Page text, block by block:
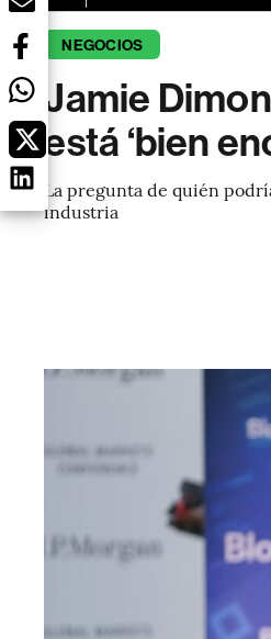
NEGOCIOS
Jamie
está ‘bien
La pregunta de quién
industria